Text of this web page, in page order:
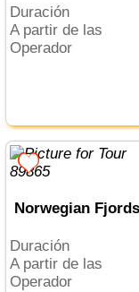
Duración
a partir de las
Operador
Norwegian Fjords
Duración
a partir de las
Operador